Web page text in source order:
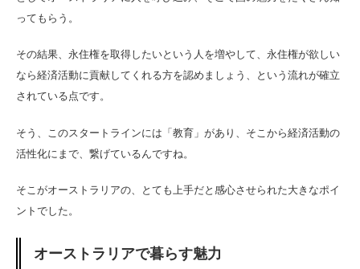
ってもらう。
その結果、永住権を取得したいという人を増やして、永住権が欲しい
なら経済活動に貢献してくれる方を認めましょう、という流れが確立
されている点です。
そう、このスタートラインには「教育」があり、そこから経済活動の
活性化にまで、繋げているんですね。
そこがオーストラリアの、とても上手だと感心させられた大きなポイ
ントでした。
オーストラリアで暮らす魅力